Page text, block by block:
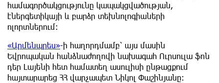
համագործակցությունը կապակցվածության,
էներգետիկայի և բարձր տեխնոլոգիաների
ոլորտներում։
«Արմենպրես»-ի հաղորդմամբ՝ այս մասին
Եվրոպական հանձնաժողովի նախագահ Ուրսուլա ֆոն
դեր Լայենի հետ համատեղ ասուլիսի ընթացքում
հայտարարեց ՀՀ վարչապետ Նիկոլ Փաշինյանը։